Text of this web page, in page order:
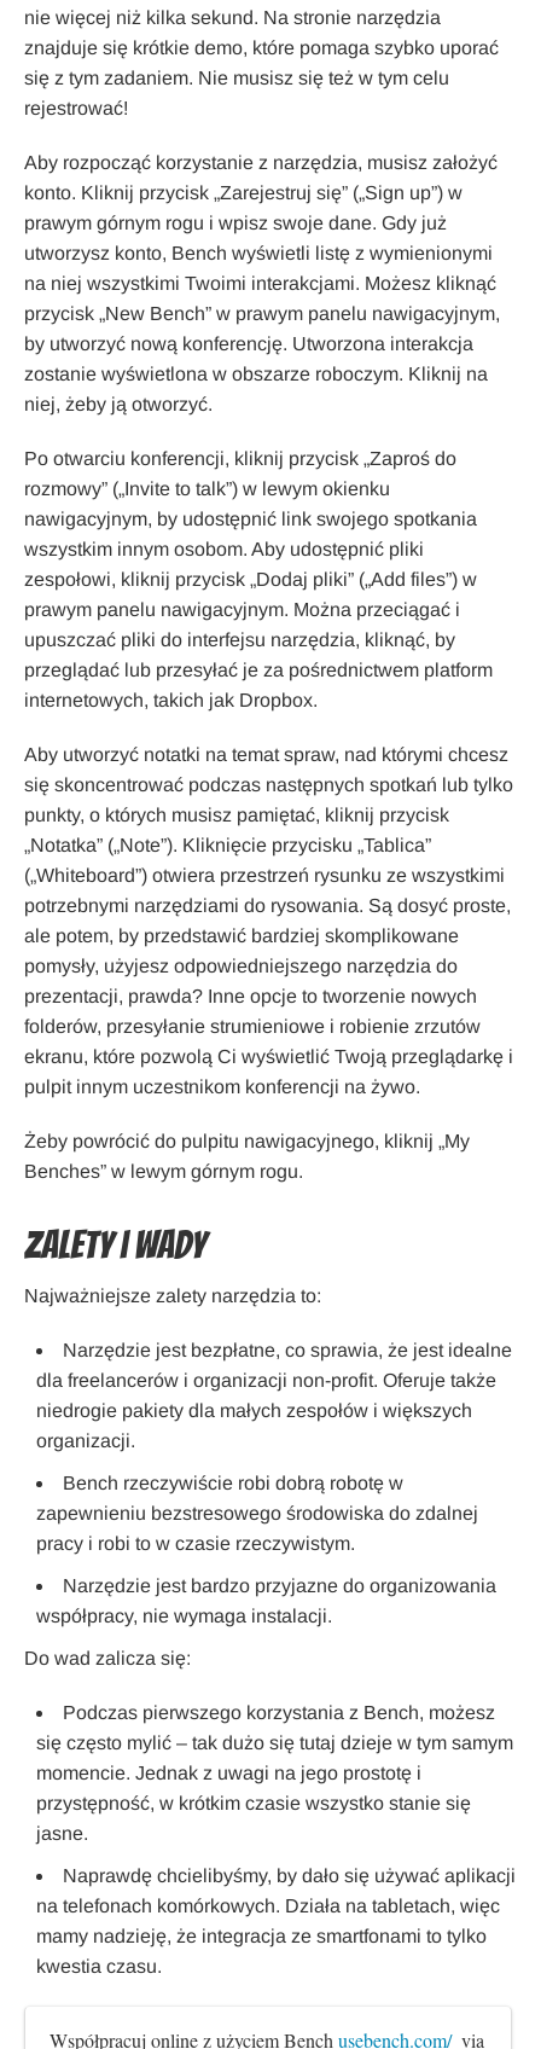
nie więcej niż kilka sekund. Na stronie narzędzia
znajduje się krótkie demo, które pomaga szybko uporać
się z tym zadaniem. Nie musisz się też w tym celu
rejestrować!
Aby rozpocząć korzystanie z narzędzia, musisz założyć
konto. Kliknij przycisk „Zarejestruj się” („Sign up”) w
prawym górnym rogu i wpisz swoje dane. Gdy już
utworzysz konto, Bench wyświetli listę z wymienionymi
na niej wszystkimi Twoimi interakcjami. Możesz kliknąć
przycisk „New Bench” w prawym panelu nawigacyjnym,
by utworzyć nową konferencję. Utworzona interakcja
zostanie wyświetlona w obszarze roboczym. Kliknij na
niej, żeby ją otworzyć.
Po otwarciu konferencji, kliknij przycisk „Zaproś do
rozmowy” („Invite to talk”) w lewym okienku
nawigacyjnym, by udostępnić link swojego spotkania
wszystkim innym osobom. Aby udostępnić pliki
zespołowi, kliknij przycisk „Dodaj pliki” („Add files”) w
prawym panelu nawigacyjnym. Można przeciągać i
upuszczać pliki do interfejsu narzędzia, kliknąć, by
przeglądać lub przesyłać je za pośrednictwem platform
internetowych, takich jak Dropbox.
Aby utworzyć notatki na temat spraw, nad którymi chcesz
się skoncentrować podczas następnych spotkań lub tylko
punkty, o których musisz pamiętać, kliknij przycisk
„Notatka” („Note”). Kliknięcie przycisku „Tablica”
(„Whiteboard”) otwiera przestrzeń rysunku ze wszystkimi
potrzebnymi narzędziami do rysowania. Są dosyć proste,
ale potem, by przedstawić bardziej skomplikowane
pomysły, użyjesz odpowiedniejszego narzędzia do
prezentacji, prawda? Inne opcje to tworzenie nowych
folderów, przesyłanie strumieniowe i robienie zrzutów
ekranu, które pozwolą Ci wyświetlić Twoją przeglądarkę i
pulpit innym uczestnikom konferencji na żywo.
Żeby powrócić do pulpitu nawigacyjnego, kliknij „My
Benches” w lewym górnym rogu.
Zalety i wady
Najważniejsze zalety narzędzia to:
Narzędzie jest bezpłatne, co sprawia, że jest idealne
dla freelancerów i organizacji non-profit. Oferuje także
niedrogie pakiety dla małych zespołów i większych
organizacji.
Bench rzeczywiście robi dobrą robotę w
zapewnieniu bezstresowego środowiska do zdalnej
pracy i robi to w czasie rzeczywistym.
Narzędzie jest bardzo przyjazne do organizowania
współpracy, nie wymaga instalacji.
Do wad zalicza się:
Podczas pierwszego korzystania z Bench, możesz
się często mylić – tak dużo się tutaj dzieje w tym samym
momencie. Jednak z uwagi na jego prostotę i
przystępność, w krótkim czasie wszystko stanie się
jasne.
Naprawdę chcielibyśmy, by dało się używać aplikacji
na telefonach komórkowych. Działa na tabletach, więc
mamy nadzieję, że integracja ze smartfonami to tylko
kwestia czasu.
Współpracuj online z użyciem Bench usebench.com/